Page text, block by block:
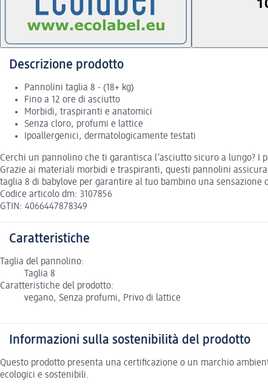
Descrizione prodotto
Pannolini taglia 8 - (18+ kg)
Fino a 12 ore di asciutto
Morbidi, traspiranti e anatomici
Senza cloro, profumi e lattice
Ipoallergenici, dermatologicamente testati
Cerchi un pannolino che ti garantisca l’asciutto sicuro a lungo?
Grazie ai materiali morbidi e traspiranti, questi pannolini
taglia 8 di babylove per garantire al tuo bambino una sensazione
Codice articolo dm: 3107856
GTIN: 4066447878349
Caratteristiche
Taglia del pannolino:
Taglia 8
Caratteristiche del prodotto:
vegano, Senza profumi, Privo di lattice
Informazioni sulla sostenibilità del prodotto
Questo prodotto presenta una certificazione o un marchio
ecologici e sostenibili.